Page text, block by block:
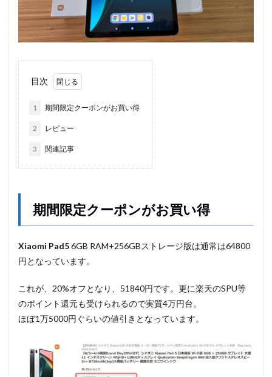
目次
1 期間限定クーポンがお買い得
2 レビュー
3 関連記事
期間限定クーポンがお買い得
Xiaomi Pad56GB RAM+256GBストレージ版は通常は64800
円となっています。
これが、20%オフとなり、51840円です。更に楽天のSPU等
のポイント還元も受けられるので実質4万円台。
ほぼ1万5000円ぐらいの値引きとなっています。